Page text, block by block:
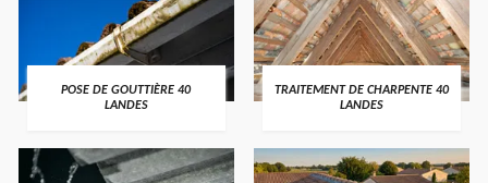
POSE DE GOUTTIÈRE 40
LANDES
TRAITEMENT DE CHARPENTE 40
LANDES